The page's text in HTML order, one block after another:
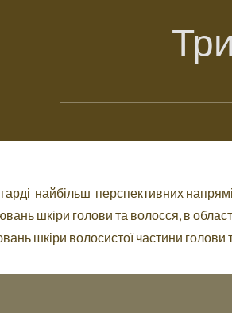
найбільш перспективних
шкіри голови та волосся, в
шкіри волосистої частини голови